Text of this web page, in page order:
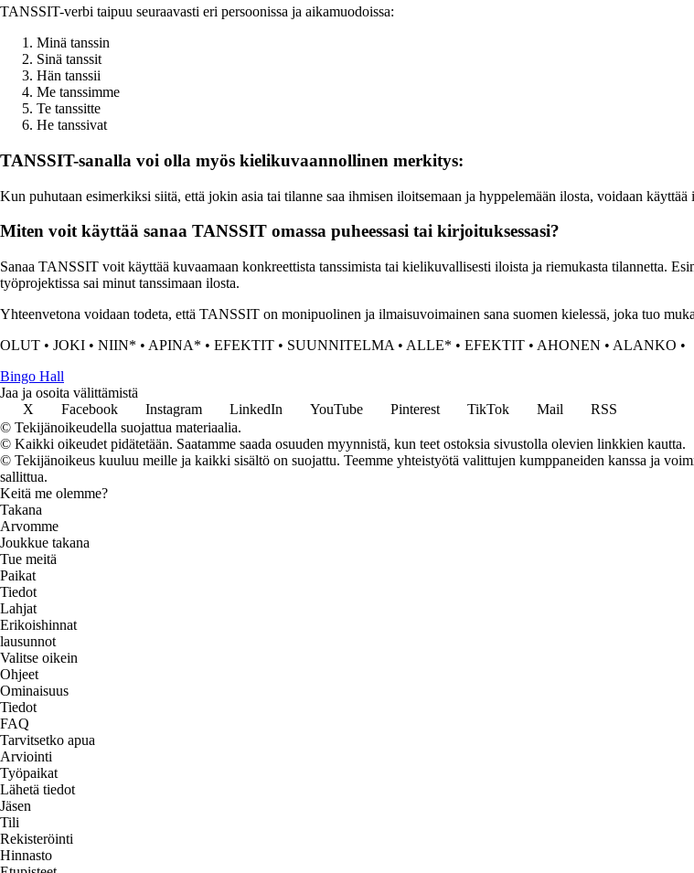
TANSSIT-verbi taipuu seuraavasti eri persoonissa ja aikamuodoissa:
Minä tanssin
Sinä tanssit
Hän tanssii
Me tanssimme
Te tanssitte
He tanssivat
TANSSIT-sanalla voi olla myös kielikuvaannollinen merkitys:
Kun puhutaan esimerkiksi siitä, että jokin asia tai tilanne saa ihmisen iloitsemaan ja hyppelemään ilosta, voidaan
Miten voit käyttää sanaa TANSSIT omassa puheessasi tai kirjoituksessasi?
Sanaa TANSSIT voit käyttää kuvaamaan konkreettista tanssimista tai kielikuvallisesti iloista ja riemukasta tilannetta.
työprojektissa sai minut tanssimaan ilosta.
Yhteenvetona voidaan todeta, että TANSSIT on monipuolinen ja ilmaisuvoimainen sana suomen kielessä, joka tuo
OLUT • JOKI • NIIN* • APINA* • EFEKTIT • SUUNNITELMA • ALLE* • EFEKTIT • AHONEN • ALANKO •
Bingo Hall
Jaa ja osoita välittämistä
X
Facebook Instagram LinkedIn YouTube Pinterest TikTok Mail
RSS
© Tekijänoikeudella suojattua materiaalia.
© Kaikki oikeudet pidätetään. Saatamme saada osuuden myynnistä, kun teet ostoksia sivustolla olevien linkkien kautta.
© Tekijänoikeus kuuluu meille ja kaikki sisältö on suojattu. Teemme yhteistyötä valittujen kumppaneiden kanssa ja
sallittua.
Keitä me olemme?
Takana
Arvomme
Joukkue takana
Tue meitä
Paikat
Tiedot
Lahjat
Erikoishinnat
lausunnot
Valitse oikein
Ohjeet
Ominaisuus
Tiedot
FAQ
Tarvitsetko apua
Arviointi
Työpaikat
Lähetä tiedot
Jäsen
Tili
Rekisteröinti
Hinnasto